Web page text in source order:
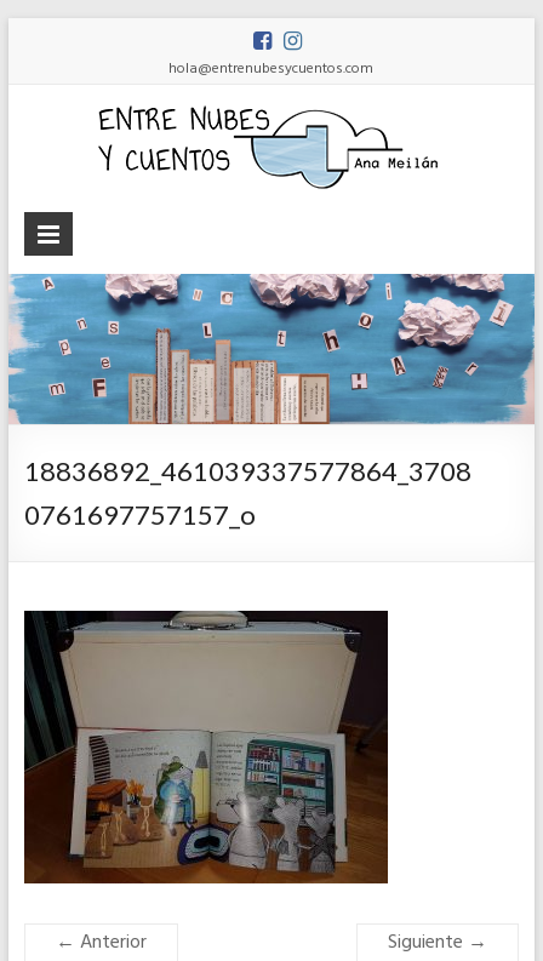
hola@entrenubesycuentos.com
Ana
Meilán
18836892_461039337577864_3708
0761697757157_o
← Anterior Siguiente →